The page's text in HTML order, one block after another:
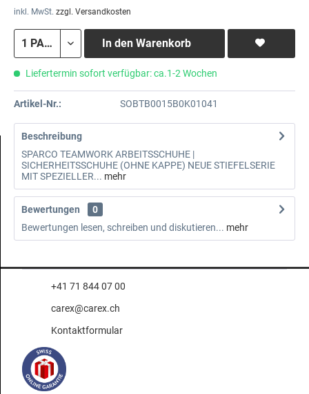
inkl. MwSt. zzgl. Versandkosten
In den Warenkorb
Liefertermin sofort verfügbar: ca.1-2 Wochen
Artikel-Nr.: SOBTB0015B0K01041
Beschreibung
SPARCO TEAMWORK ARBEITSSCHUHE |
SICHERHEITSSCHUHE (OHNE KAPPE) NEUE STIEFELSERIE
MIT SPEZIELLER... mehr
Bewertungen
0
Bewertungen lesen, schreiben und diskutieren... mehr
+41 71 844 07 00
carex@carex.ch
Kontaktformular